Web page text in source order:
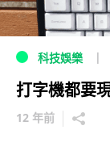
科技娛樂
打字機都要
12 年前